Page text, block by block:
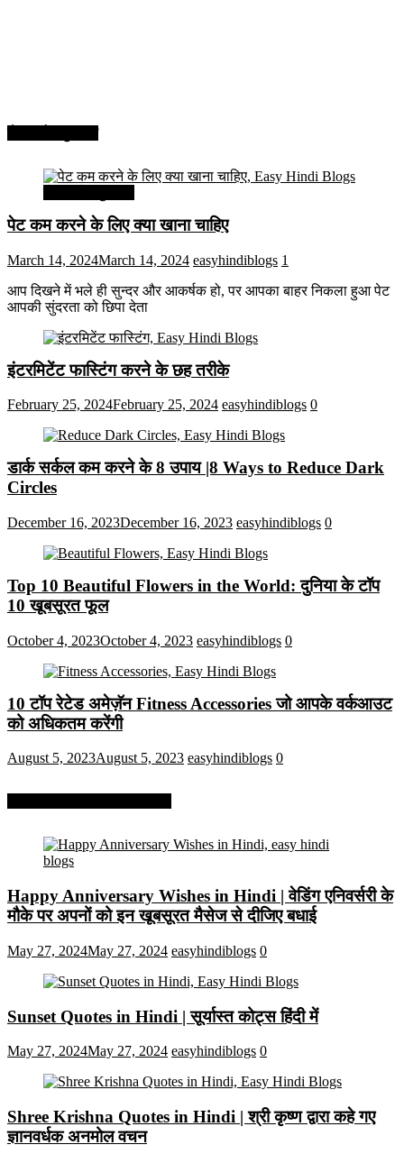
पेट कम करने के लिए क्या खाना चाहिए
March 14, 2024March 14, 2024 easyhindiblogs 1
आप दिखने में भले ही सुन्दर और आकर्षक हो, पर आपका बाहर निकला हुआ पेट
आपकी सुंदरता को छिपा देता
इंटरमिटेंट फास्टिंग करने के छह तरीके
February 25, 2024February 25, 2024 easyhindiblogs 0
डार्क सर्कल कम करने के 8 उपाय |8 Ways to Reduce Dark
Circles
December 16, 2023December 16, 2023 easyhindiblogs 0
Top 10 Beautiful Flowers in the World: दुनिया के टॉप
10 खूबसूरत फूल
October 4, 2023October 4, 2023 easyhindiblogs 0
10 टॉप रेटेड अमेज़ॅन Fitness Accessories जो आपके वर्कआउट
को अधिकतम करेंगी
August 5, 2023August 5, 2023 easyhindiblogs 0
Happy Anniversary Wishes in Hindi | वेडिंग एनिवर्सरी के
मौके पर अपनों को इन खूबसूरत मैसेज से दीजिए बधाई
May 27, 2024May 27, 2024 easyhindiblogs 0
Sunset Quotes in Hindi | सूर्यास्त कोट्स हिंदी में
May 27, 2024May 27, 2024 easyhindiblogs 0
Shree Krishna Quotes in Hindi | श्री कृष्ण द्वारा कहे गए
ज्ञानवर्धक अनमोल वचन